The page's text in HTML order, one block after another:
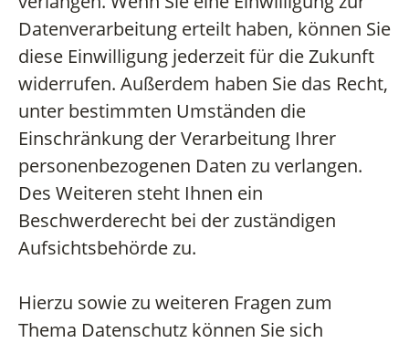
Datenverarbeitung erteilt haben, können Sie
diese Einwilligung jederzeit für die Zukunft
widerrufen. Außerdem haben Sie das Recht,
unter bestimmten Umständen die
Einschränkung der Verarbeitung Ihrer
personenbezogenen Daten zu verlangen.
Des Weiteren steht Ihnen ein
Beschwerderecht bei der zuständigen
Aufsichtsbehörde zu.
Hierzu sowie zu weiteren Fragen zum
Thema Datenschutz können Sie sich